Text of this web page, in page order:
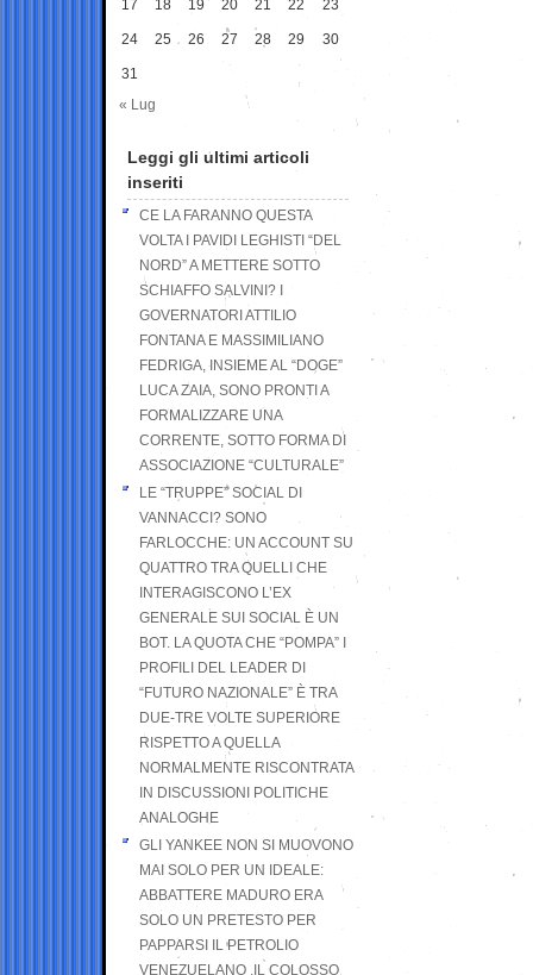
17 18 19 20 21 22 23
24 25 26 27 28 29 30
31
« Lug
Leggi gli ultimi articoli
inseriti
CE LA FARANNO QUESTA
VOLTA I PAVIDI LEGHISTI “DEL
NORD” A METTERE SOTTO
SCHIAFFO SALVINI? I
GOVERNATORI ATTILIO
FONTANA E MASSIMILIANO
FEDRIGA, INSIEME AL “DOGE”
LUCA ZAIA, SONO PRONTI A
FORMALIZZARE UNA
CORRENTE, SOTTO FORMA DI
ASSOCIAZIONE “CULTURALE”
LE “TRUPPE” SOCIAL DI
VANNACCI? SONO
FARLOCCHE: UN ACCOUNT SU
QUATTRO TRA QUELLI CHE
INTERAGISCONO L’EX
GENERALE SUI SOCIAL È UN
BOT. LA QUOTA CHE “POMPA” I
PROFILI DEL LEADER DI
“FUTURO NAZIONALE” È TRA
DUE-TRE VOLTE SUPERIORE
RISPETTO A QUELLA
NORMALMENTE RISCONTRATA
IN DISCUSSIONI POLITICHE
ANALOGHE
GLI YANKEE NON SI MUOVONO
MAI SOLO PER UN IDEALE:
ABBATTERE MADURO ERA
SOLO UN PRETESTO PER
PAPPARSI IL PETROLIO
VENEZUELANO .IL COLOSSO